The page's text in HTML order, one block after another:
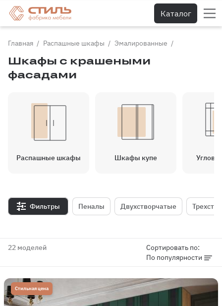
Каталог
Главная Распашные шкафы Эмалированные
Шкафы с крашеными
фасадами
Распашные шкафы Шкафы купе
Фильтры Пеналы Двухстворчатые
22 моделей
Сортировать по:
По популярности
Стильная цена